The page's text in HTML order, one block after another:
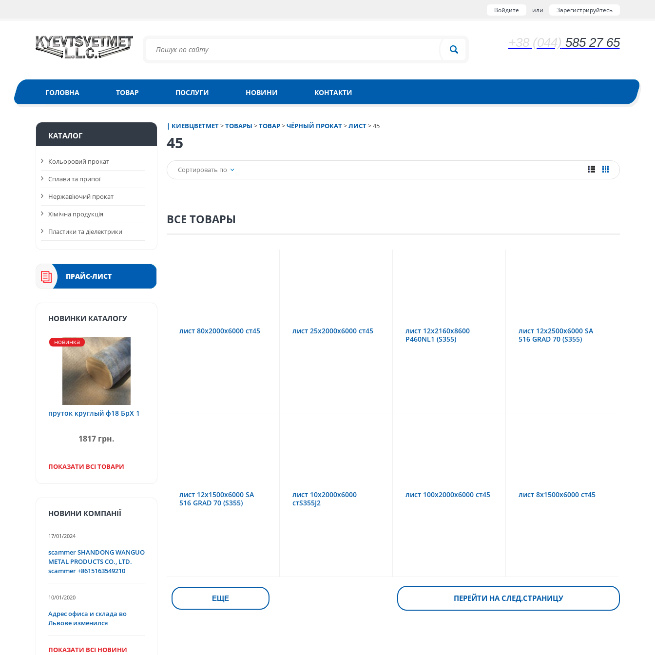
Войдите или Зарегистрируйтесь
+38 (044) 585 27 65
ГОЛОВНА ТОВАР ПОСЛУГИ НОВИНИ КОНТАКТИ
| КИЕВЦВЕТМЕТ>ТОВАРЫ >ТОВАР>ЧЁРНЫЙ ПРОКАТ>ЛИСТ>45
45
Сортировать по
ВСЕ ТОВАРЫ
лист 80х2000х6000 ст45 лист 25х2000х6000 ст45
лист 12х2160х8600
P460NL1 (S355)
лист 12х2500х6000 SA
516 GRAD 70 (S355)
лист 12х1500х6000 SA
516 GRAD 70 (S355)
лист 10х2000х6000
стS355J2
лист 100х2000х6000 ст45 лист 8х1500х6000 ст45
ЕЩЕ ПЕРЕЙТИ НА СЛЕД.СТРАНИЦУ
КАТАЛОГ
Кольоровий прокат
Сплави та припої
Нержавіючий прокат
Хімічна продукція
Пластики та діелектрики
ПРАЙС-ЛИСТ
НОВИНКИ КАТАЛОГУ
новинка
пруток круглый ф18 БрХ 1
1817 грн.
ПОКАЗАТИ ВСІ ТОВАРИ
НОВИНИ КОМПАНІЇ
17/01/2024
scammer SHANDONG WANGUO
METAL PRODUCTS CO., LTD.
scammer +8615163549210
10/01/2020
Адрес офиса и склада во
Львове изменился
ПОКАЗАТИ ВСІ НОВИНИ